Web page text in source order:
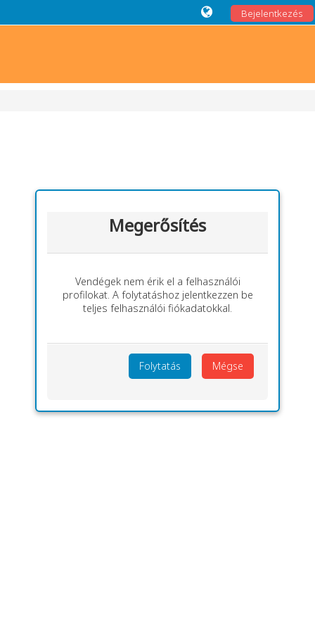
Bejelentkezés
Megerősítés
Vendégek nem érik el a felhasználói
profilokat. A folytatáshoz jelentkezzen be
teljes felhasználói fiókadatokkal.